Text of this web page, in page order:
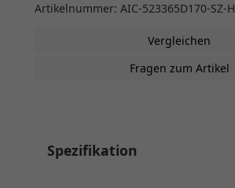
Artikelnummer: AIC-523365D170-SZ-H
Vergleichen
Fragen zum Artikel
Spezifikation